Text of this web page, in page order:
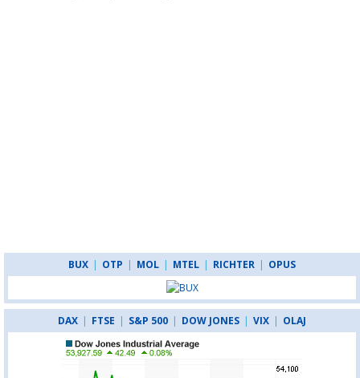
BUX | OTP | MOL | MTEL | RICHTER | OPUS
DAX | FTSE | S&P 500 | DOW JONES | VIX | OLAJ